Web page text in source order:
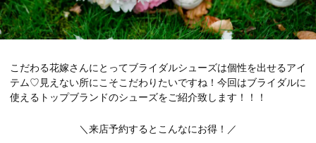
こだわる花嫁さんにとってブライダルシューズは個性を出せるアイ
テム♡見えない所にこそこだわりたいですね！今回はブライダルに
使えるトップブランドのシューズをご紹介致します！！！
＼来店予約するとこんなにお得！／